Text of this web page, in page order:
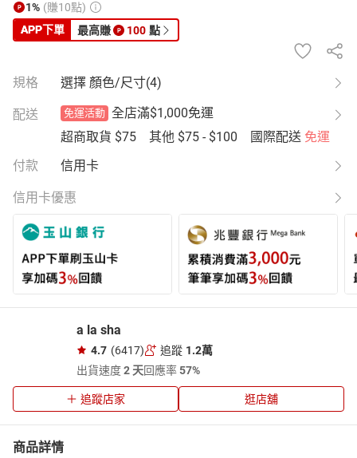
1% (賺10點)
APP下單 最高賺 100 點
規格 選擇 顏色/尺寸(4)
配送 免運活動 全店滿$1,000免運
超商取貨 $75 其他 $75 - $100 國際配送 免運
付款
信用卡
信用卡優惠
a la sha
4.7 (6417) 追蹤 1.2萬
出貨速度2 天回應率57%
追蹤店家 逛店舖
商品詳情